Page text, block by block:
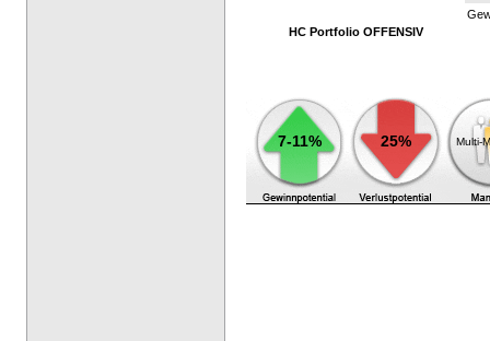
HC Portfolio OFFENSIV
7-11% 25% Multi-